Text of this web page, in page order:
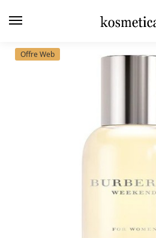
principal
Offre Web